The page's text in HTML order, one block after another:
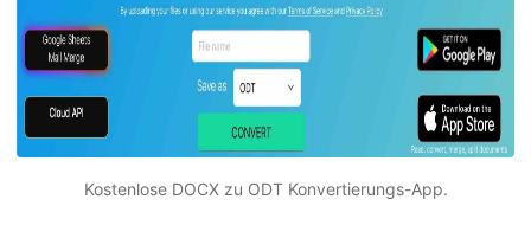
Kostenlose DOCX zu ODT Konvertierungs-App.